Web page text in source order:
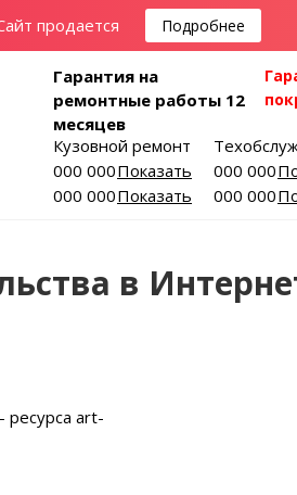
продается Подробнее
Кузовной ремонт
000 000-00-01
Показать
000 000-00-02
Показать
000 000-
000 000-
Гарантия на
ремонтные работы 12
месяцев
в
ресурса art-